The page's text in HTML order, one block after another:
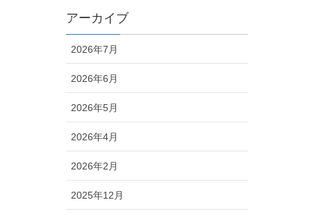
アーカイブ
2026年7月
2026年6月
2026年5月
2026年4月
2026年2月
2025年12月